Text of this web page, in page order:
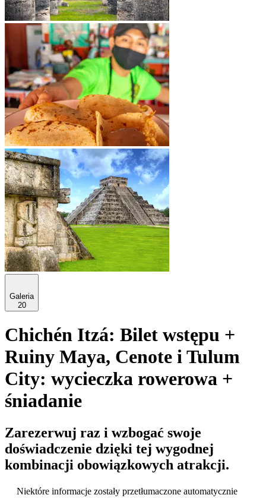
Galeria
20
Chichén Itzá: Bilet wstępu +
Ruiny Maya, Cenote i Tulum
City: wycieczka rowerowa +
śniadanie
Zarezerwuj raz i wzbogać swoje
doświadczenie dzięki tej wygodnej
kombinacji obowiązkowych atrakcji.
Niektóre informacje zostały przetłumaczone automatycznie